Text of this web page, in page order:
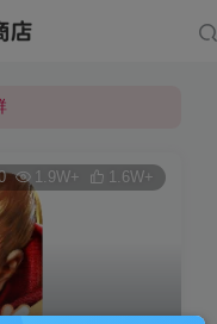
格的安全检测
1.9W+ 1.6W+